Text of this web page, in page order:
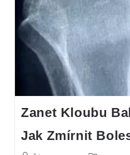
Zanet Kloubu
Jak Zmírnit